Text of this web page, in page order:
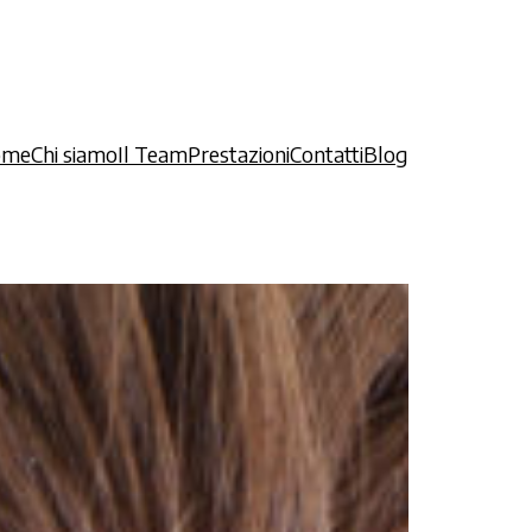
Chi siamoIl TeamPrestazioniContattiBlog